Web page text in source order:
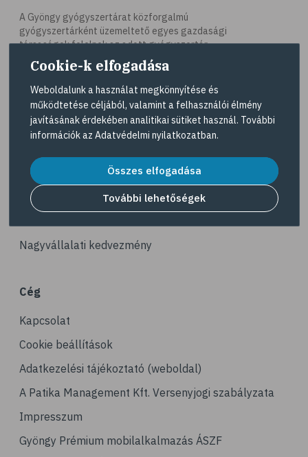
# hal
# egészséges táplálkozás
# omega-3
# A-vitamin
# ásványi anyagok
# ízületi fájdalom
# ízületek
# csontok
# porckopás
# csonttörés
# mozgásszervi problémák
# köszvény
# ínhüvelygyulladás
# tél
A Gyöngy gyógyszertárat közforgalmú
gyógyszertárként üzemeltető egyes gazdasági
társaságok felelnek az adott gyógyszertár
működésért. A Gyöngy gyógyszertárak listáját és
elérhetőségeit a Gyógyszertár kereső
tekintheti meg.
Navigáció
Dermokozmetikumok
Gyöngy Patika Magazin
Nagyvállalati kedvezmény
Cég
Kapcsolat
Cookie beállítások
Adatkezelési tájékoztató (weboldal)
A Patika Management Kft. Versenyjogi szabályzata
Impresszum
Gyöngy Prémium mobilalkalmazás ÁSZF
Cookie-k elfogadása
Weboldalunk a használat megkönnyítése és
működtetése céljából, valamint a felhasználói élmény
javításának érdekében analitikai sütiket használ. További
információk az Adatvédelmi nyilatkozatban.
Összes elfogadása
További lehetőségek